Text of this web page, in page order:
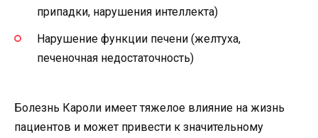
припадки, нарушения интеллекта)
Нарушение функции печени (желтуха,
печеночная недостаточность)
Болезнь Кароли имеет тяжелое влияние на жизнь
пациентов и может привести к значительному